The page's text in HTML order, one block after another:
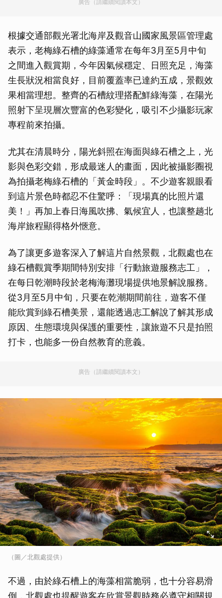
廣告（請繼續閱讀本文）
根據交通部觀光署北海岸及觀音山國家風景區管理處
表示，老梅綠石槽的綠藻通常在每年3月至5月中旬
之間進入觀賞期，今年因氣候穩定、日照充足，海藻
生長狀況相當良好，目前覆蓋率已達約五成，景觀效
果相當理想。整齊的石槽紋理搭配鮮綠海藻，在陽光
照射下呈現層次豐富的色彩變化，吸引不少攝影玩家
專程前來拍攝。
尤其在清晨時分，陽光斜照在海面與綠石槽之上，光
影與色彩交錯，形成最迷人的畫面，因此被攝影圈視
為拍攝老梅綠石槽的「黃金時段」。不少遊客親眼看
到這片景色時都忍不住驚呼：「現場真的比照片還
美！」再加上春日海風吹拂、氣候宜人，也讓整趟北
海岸旅程顯得格外愜意。
為了讓更多遊客深入了解這片自然景觀，北觀處也在
綠石槽觀賞季期間特別安排「行動旅遊服務志工」，
在每日乾潮時段於老梅海灘現場提供地景解說服務。
從3月至5月中旬，只要在乾潮期間前往，遊客不僅
能欣賞到綠石槽美景，還能透過志工解說了解其形成
原因、生態環境與保護的重要性，讓旅遊不只是拍照
打卡，也能多一份自然教育的意義。
廣告（請繼續閱讀本文）
（圖／北觀處提供）
不過，由於綠石槽上的海藻相當脆弱，也十分容易滑